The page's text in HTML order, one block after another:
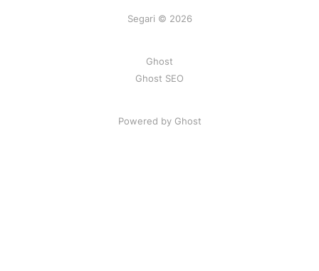
Segari © 2026
Ghost
Ghost SEO
Powered by Ghost